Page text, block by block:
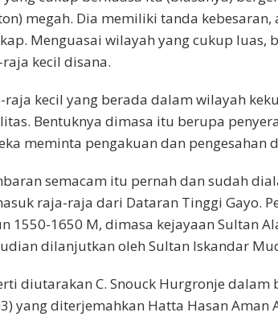
megah. Dia memiliki tanda
Menguasai wilayah yang cukup luas,
kecil disana.
raja kecil yang berada dalam wilayah
Bentuknya dimasa itu berupa
meminta pengakuan dan pengesahan
semacam itu pernah dan sudah
raja-raja dari Dataran Tinggi Gayo.
1550-1650 M, dimasa kejayaan Sultan
dilanjutkan oleh Sultan Iskandar
diutarakan C. Snouck Hurgronje dalam
yang diterjemahkan Hatta Hasan Aman